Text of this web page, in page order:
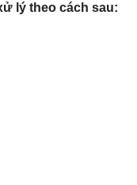
lý theo cách sau: